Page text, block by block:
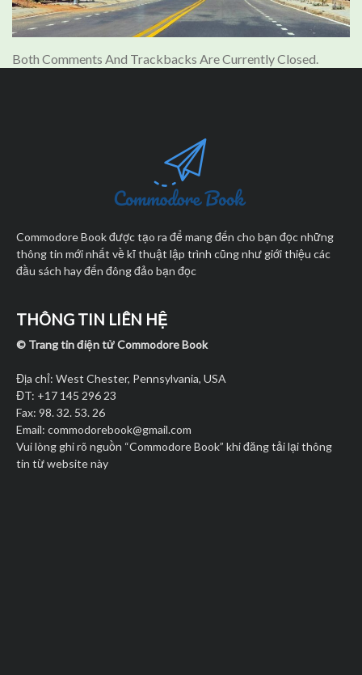
Both Comments And Trackbacks Are Currently Closed.
Commodore Book được tạo ra để mang đến cho bạn đọc những
thông tin mới nhất về kĩ thuật lập trình cũng như giới thiệu các
đầu sách hay đến đông đảo bạn đọc
THÔNG TIN LIÊN HỆ
© Trang tin điện tử Commodore Book
Địa chỉ: West Chester, Pennsylvania, USA
ĐT: +17 145 296 23
Fax: 98. 32. 53. 26
Email: commodorebook@gmail.com
Vui lòng ghi rõ nguồn “Commodore Book” khi đăng tải lại thông
tin từ website này